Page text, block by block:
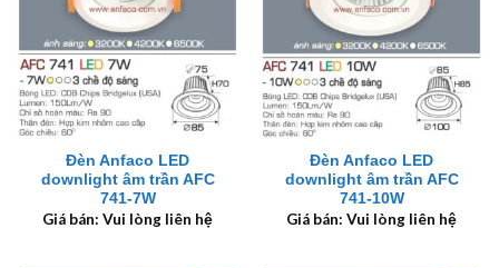
Đèn Anfaco LED
downlight âm trần AFC
741-7W
Giá bán: Vui lòng liên hệ
Đèn Anfaco LED
downlight âm trần AFC
741-10W
Giá bán: Vui lòng liên hệ